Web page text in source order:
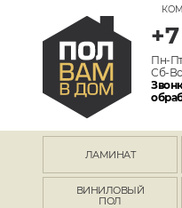
Пн-Пт
Сб-Вс
ЛАМИНАТ
ВИНИЛОВЫЙ
ПОЛ